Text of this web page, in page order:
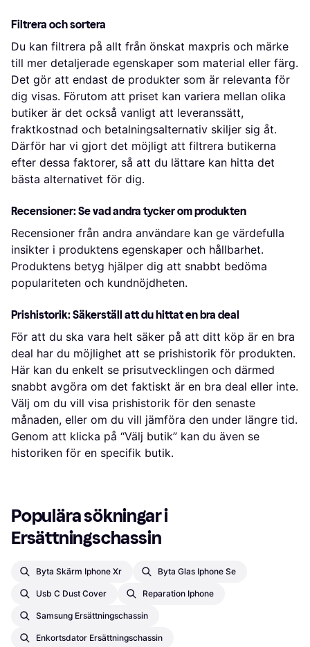
Filtrera och sortera
Du kan filtrera på allt från önskat maxpris och märke
till mer detaljerade egenskaper som material eller färg.
Det gör att endast de produkter som är relevanta för
dig visas. Förutom att priset kan variera mellan olika
butiker är det också vanligt att leveranssätt,
fraktkostnad och betalningsalternativ skiljer sig åt.
Därför har vi gjort det möjligt att filtrera butikerna
efter dessa faktorer, så att du lättare kan hitta det
bästa alternativet för dig.
Recensioner: Se vad andra tycker om produkten
Recensioner från andra användare kan ge värdefulla
insikter i produktens egenskaper och hållbarhet.
Produktens betyg hjälper dig att snabbt bedöma
populariteten och kundnöjdheten.
Prishistorik: Säkerställ att du hittat en bra deal
För att du ska vara helt säker på att ditt köp är en bra
deal har du möjlighet att se prishistorik för produkten.
Här kan du enkelt se prisutvecklingen och därmed
snabbt avgöra om det faktiskt är en bra deal eller inte.
Välj om du vill visa prishistorik för den senaste
månaden, eller om du vill jämföra den under längre tid.
Genom att klicka på “Välj butik” kan du även se
historiken för en specifik butik.
Populära sökningar i
Ersättningschassin
Byta Skärm Iphone Xr Byta Glas Iphone Se
Usb C Dust Cover Reparation Iphone
Samsung Ersättningschassin
Enkortsdator Ersättningschassin